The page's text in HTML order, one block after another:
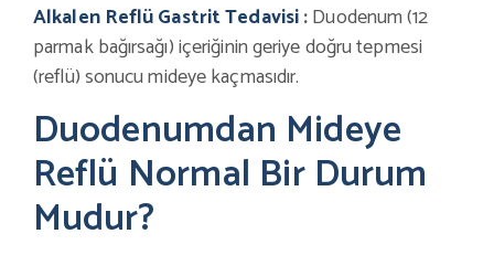
Alkalen Reflü Gastrit Tedavisi:Duodenum (12
parmak bağırsağı) içeriğinin geriye doğru tepmesi
(reflü) sonucu mideye kaçmasıdır.
Duodenumdan Mideye
Reflü Normal Bir Durum
Mudur?